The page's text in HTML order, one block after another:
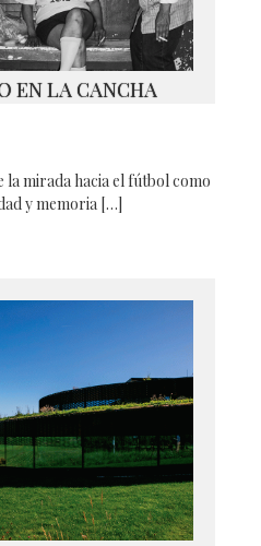
EN LA CANCHA
la mirada hacia el fútbol como
y memoria […]